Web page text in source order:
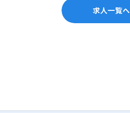
求人一覧へ